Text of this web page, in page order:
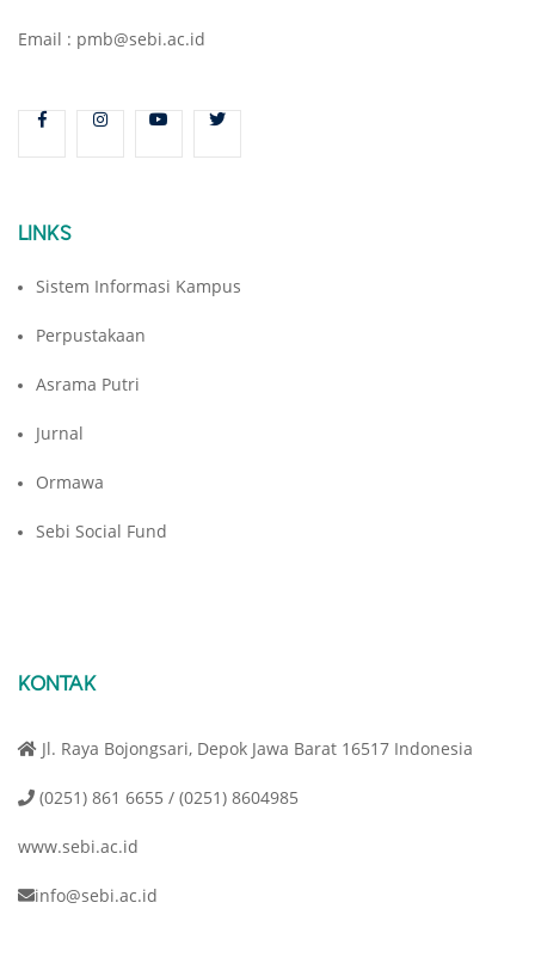
Email : pmb@sebi.ac.id
LINKS
Sistem Informasi Kampus
Perpustakaan
Asrama Putri
Jurnal
Ormawa
Sebi Social Fund
KONTAK
Jl. Raya Bojongsari, Depok Jawa Barat 16517 Indonesia
(0251) 861 6655 / (0251) 8604985
www.sebi.ac.id
info@sebi.ac.id